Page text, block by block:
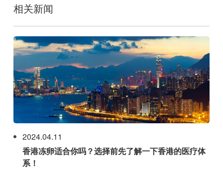
相关新闻
2024.04.11
香港冻卵适合你吗？选择前先了解一下香港的医疗体
系！